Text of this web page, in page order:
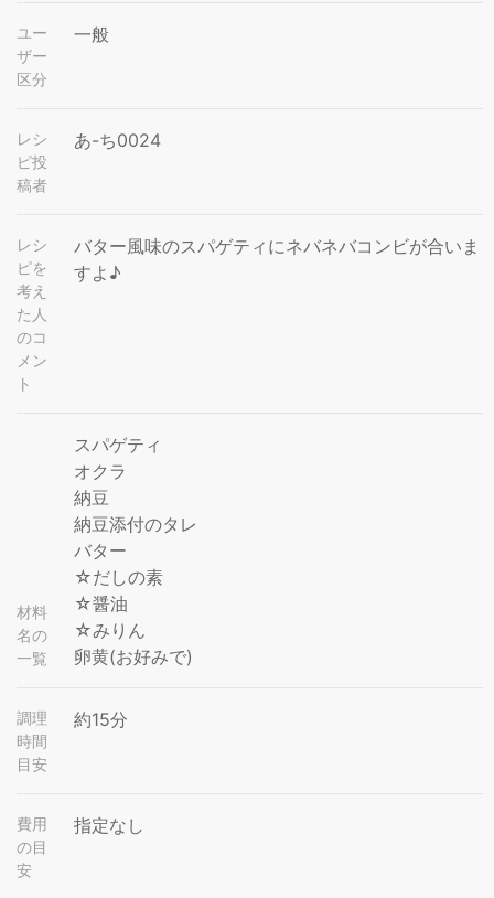
ユー
ザー
区分
一般
レシ
ピ投
稿者
あ-ち0024
レシ
ピを
考え
た人
のコ
メン
ト
バター風味のスパゲティにネバネバコンビが合いま
すよ♪
材料
名の
一覧
スパゲティ
オクラ
納豆
納豆添付のタレ
バター
☆だしの素
☆醤油
☆みりん
卵黄(お好みで)
調理
時間
目安
約15分
費用
の目
安
指定なし